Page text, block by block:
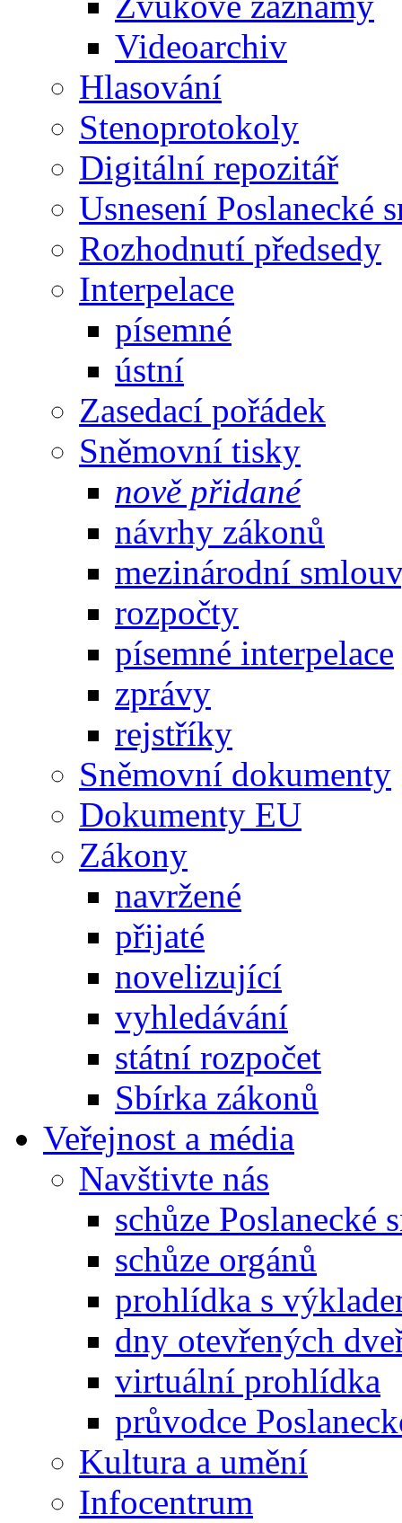
Videoarchiv
Hlasování
Stenoprotokoly
Digitální repozitář
Usnesení Poslanecké
Rozhodnutí předsedy
Interpelace
písemné
ústní
Zasedací pořádek
Sněmovní tisky
nově přidané
návrhy zákonů
mezinárodní
rozpočty
písemné interpelace
zprávy
rejstříky
Sněmovní dokumenty
Dokumenty EU
Zákony
navržené
přijaté
novelizující
vyhledávání
státní rozpočet
Sbírka zákonů
Veřejnost a média
Navštivte nás
schůze Poslanecké
schůze orgánů
prohlídka s
dny otevřených
virtuální prohlídka
průvodce
Kultura a umění
Infocentrum